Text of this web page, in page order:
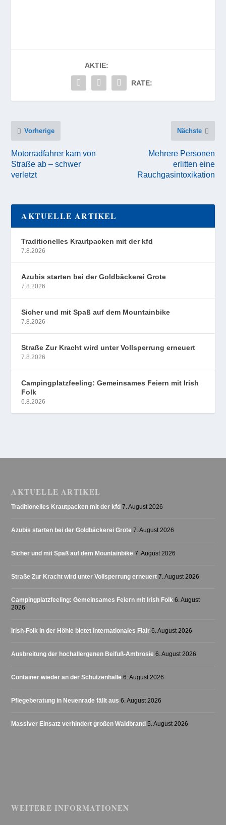
AKTIE:
RATE:
Vorherige
Motorradfahrer kam von
Straße ab – schwer
verletzt
Nächste
Mehrere Personen
erlitten eine
Rauchgasintoxikation
AKTUELLE ARTIKEL
Traditionelles Krautpacken mit der kfd
7.8.2026
Azubis starten bei der Goldbäckerei Grote
7.8.2026
Sicher und mit Spaß auf dem Mountainbike
7.8.2026
Straße Zur Kracht wird unter Vollsperrung erneuert
7.8.2026
Campingplatzfeeling: Gemeinsames Feiern mit Irish
Folk
6.8.2026
AKTUELLE ARTIKEL
Traditionelles Krautpacken mit der kfd 7. August 2026
Azubis starten bei der Goldbäckerei Grote 7. August 2026
Sicher und mit Spaß auf dem Mountainbike 7. August 2026
Straße Zur Kracht wird unter Vollsperrung erneuert 7. August 2026
Campingplatzfeeling: Gemeinsames Feiern mit Irish Folk 6. August
2026
Irish-Folk in der Höhle bietet internationales Flair 6. August 2026
Ausbreitung der hochallergenen Beifuß-Ambrosie 6. August 2026
Container wieder an der Schützenhalle 6. August 2026
Pflegeberatung in Neuenrade fällt aus 6. August 2026
Massiver Einsatz verhindert großen Waldbrand 5. August 2026
WEITERE INFORMATIONEN